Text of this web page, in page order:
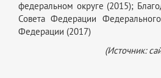
федеральном округе (2015);
Совета Федерации
Федерации (2017)
(Источник: